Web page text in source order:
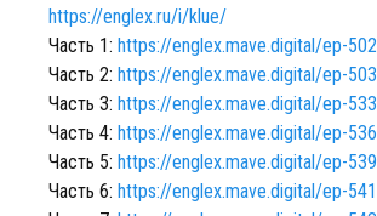
https://englex.ru/i/klue/
Часть 1: https://englex.mave.digital/ep-502
Часть 2: https://englex.mave.digital/ep-503
Часть 3: https://englex.mave.digital/ep-533
Часть 4: https://englex.mave.digital/ep-536
Часть 5: https://englex.mave.digital/ep-539
Часть 6: https://englex.mave.digital/ep-541